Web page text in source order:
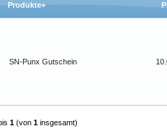
Produkte+
SN-Punx Gutschein
1 (von 1 insgesamt)